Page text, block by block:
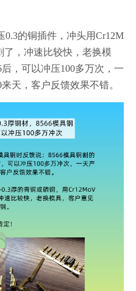
0.3的铜插件，冲头用Cr12M
，冲速比较快，老换模
，可以冲压100多万次，一
天，客户反馈效果不错。